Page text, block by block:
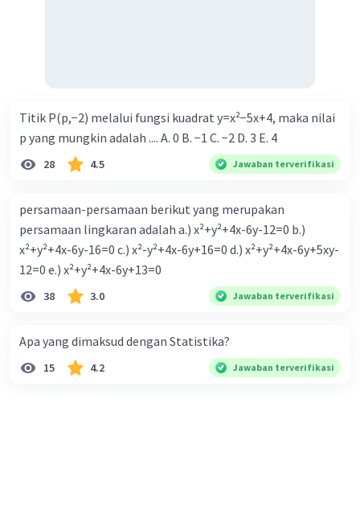
Titik P(p,−2) melalui fungsi kuadrat y=x²−5x+4, maka nilai
p yang mungkin adalah .... A. 0 B. −1 C. −2 D. 3 E. 4
28 4.5 Jawaban terverifikasi
persamaan-persamaan berikut yang merupakan
persamaan lingkaran adalah a.) x²+y²+4x-6y-12=0 b.)
x²+y²+4x-6y-16=0 c.) x²-y²+4x-6y+16=0 d.) x²+y²+4x-6y+5xy-
12=0 e.) x²+y²+4x-6y+13=0
38 3.0 Jawaban terverifikasi
Apa yang dimaksud dengan Statistika?
15 4.2 Jawaban terverifikasi